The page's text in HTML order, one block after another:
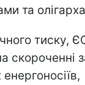
та
тиску,
скороченні